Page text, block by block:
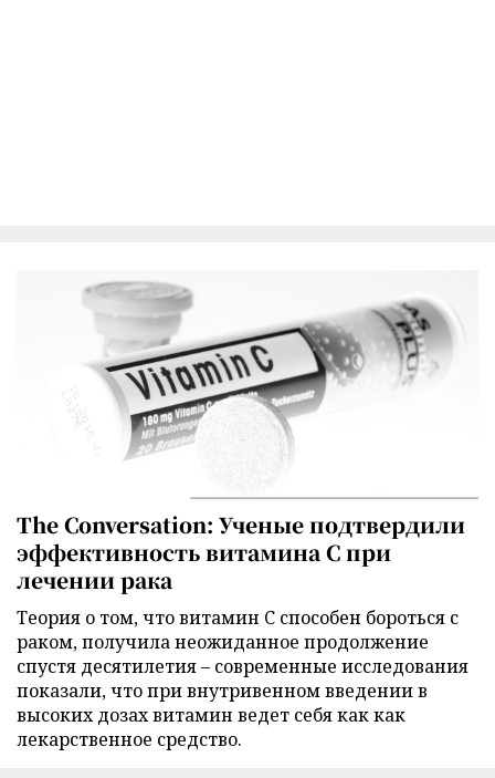
The Conversation: Ученые подтвердили
эффективность витамина C при
лечении рака
Теория о том, что витамин C способен бороться с
раком, получила неожиданное продолжение
спустя десятилетия – современные исследования
показали, что при внутривенном введении в
высоких дозах витамин ведет себя как как
лекарственное средство.